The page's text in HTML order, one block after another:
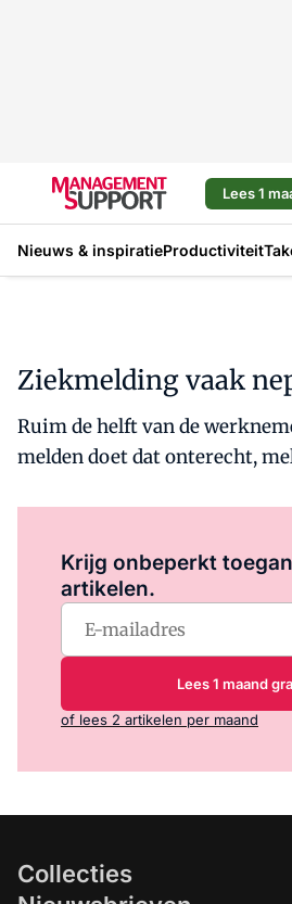
Lees 1
Nieuws & inspiratieProductiviteit
Ziekmelding vaak
Ruim de helft van de
melden doet dat onterecht,
Krijg onbeperkt
artikelen.
Lees 1 maand
of lees 2 artikelen per maand
Collecties